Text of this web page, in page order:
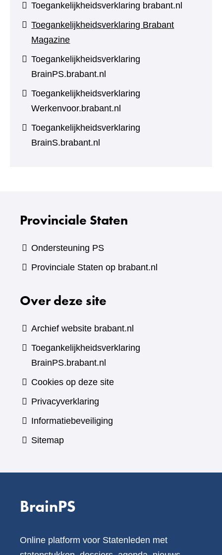
Toegankelijkheidsverklaring brabant.nl
Toegankelijkheidsverklaring Brabant
Magazine
Toegankelijkheidsverklaring
BrainPS.brabant.nl
Toegankelijkheidsverklaring
Werkenvoor.brabant.nl
Toegankelijkheidsverklaring
BrainS.brabant.nl
Provinciale Staten
Ondersteuning PS
Provinciale Staten op brabant.nl
Over deze site
Archief website brabant.nl
Toegankelijkheidsverklaring
BrainPS.brabant.nl
Cookies op deze site
Privacyverklaring
Informatiebeveiliging
Sitemap
BrainPS
Online platform voor Statenleden met